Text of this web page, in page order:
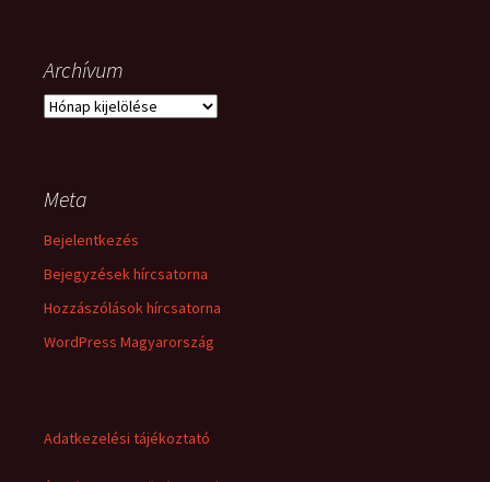
Archívum
Archívum
Meta
Bejelentkezés
Bejegyzések hírcsatorna
Hozzászólások hírcsatorna
WordPress Magyarország
Adatkezelési tájékoztató